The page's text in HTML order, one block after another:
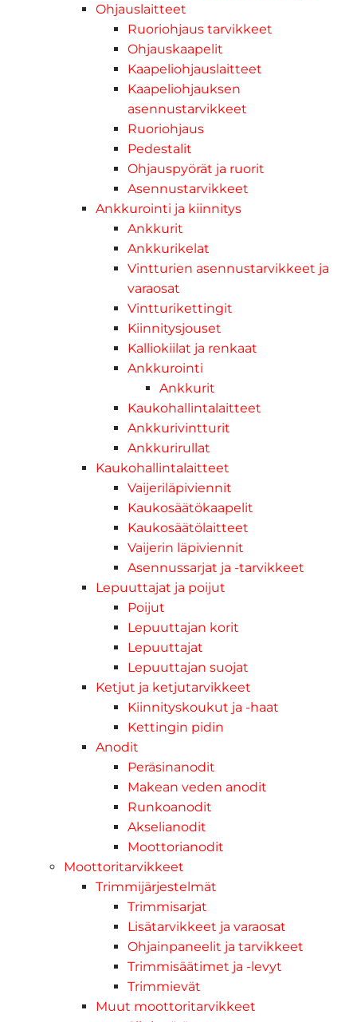
Ohjauslaitteet
Ruoriohjaus tarvikkeet
Ohjauskaapelit
Kaapeliohjauslaitteet
Kaapeliohjauksen
asennustarvikkeet
Ruoriohjaus
Pedestalit
Ohjauspyörät ja ruorit
Asennustarvikkeet
Ankkurointi ja kiinnitys
Ankkurit
Ankkurikelat
Vintturien asennustarvikkeet ja
varaosat
Vintturikettingit
Kiinnitysjouset
Kalliokiilat ja renkaat
Ankkurointi
Ankkurit
Kaukohallintalaitteet
Ankkurivintturit
Ankkurirullat
Kaukohallintalaitteet
Vaijeriläpiviennit
Kaukosäätökaapelit
Kaukosäätölaitteet
Vaijerin läpiviennit
Asennussarjat ja -tarvikkeet
Lepuuttajat ja poijut
Poijut
Lepuuttajan korit
Lepuuttajat
Lepuuttajan suojat
Ketjut ja ketjutarvikkeet
Kiinnityskoukut ja -haat
Kettingin pidin
Anodit
Peräsinanodit
Makean veden anodit
Runkoanodit
Akselianodit
Moottorianodit
Moottoritarvikkeet
Trimmijärjestelmät
Trimmisarjat
Lisätarvikkeet ja varaosat
Ohjainpaneelit ja tarvikkeet
Trimmisäätimet ja -levyt
Trimmievät
Muut moottoritarvikkeet